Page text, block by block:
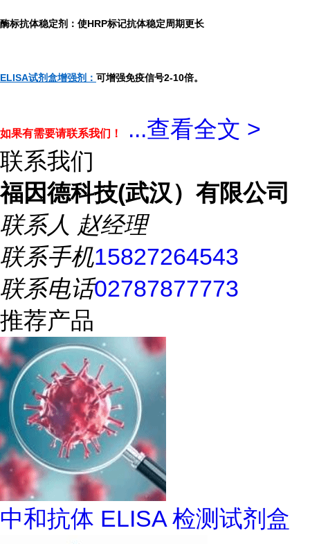
酶标抗体稳定剂：使HRP标记抗体稳定周期更长
ELISA试剂盒增强剂： 可增强免疫信号2-10倍。
如果有需要请联系我们！ ...查看全文 >
联系我们
福因德科技(武汉）有限公司
联系人 赵经理
联系手机15827264543
联系电话02787877773
推荐产品
中和抗体 ELISA 检测试剂盒